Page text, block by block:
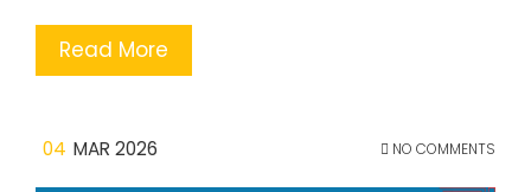
Read More
04 MAR 2026 NO COMMENTS